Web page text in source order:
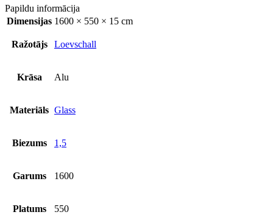
Papildu informācija
Dimensijas 1600 × 550 × 15 cm
Ražotājs Loevschall
Krāsa Alu
Materiāls Glass
Biezums 1,5
Garums 1600
Platums 550